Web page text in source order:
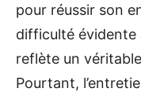
pour réussir son
difficulté évidente
reflète un
Pourtant,